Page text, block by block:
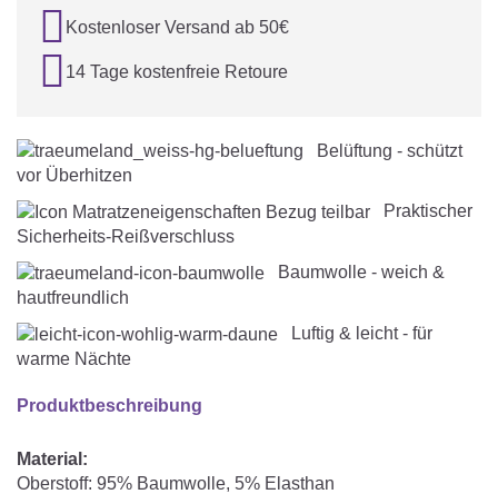
 Kostenloser Versand ab 50€
 14 Tage kostenfreie Retoure
Belüftung - schützt
vor Überhitzen
Praktischer
Sicherheits-Reißverschluss
Baumwolle - weich &
hautfreundlich
Luftig & leicht - für
warme Nächte
Produktbeschreibung
Material:
Oberstoff: 95% Baumwolle, 5% Elasthan